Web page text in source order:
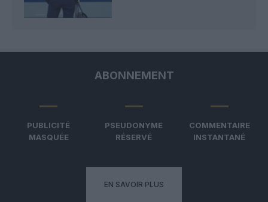
ABONNEMENT
PUBLICITÉ
MASQUÉE
PSEUDONYME
RÉSERVÉ
COMMENTAIRE
INSTANTANÉ
EN SAVOIR PLUS